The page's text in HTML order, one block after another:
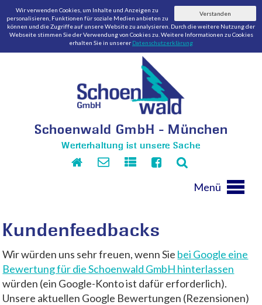
Verstanden
Wir verwenden Cookies, um Inhalte und Anzeigen zu
personalisieren, Funktionen für soziale Medien anbieten zu
können und die Zugriffe auf unsere Website zu analysieren. Durch die weitere Nutzung der
Webseite stimmen Sie der Verwendung von Cookies zu. Weitere Informationen zu Cookies
erhalten Sie in unserer Datenschutzerklärung
Schoenwald GmbH - München
Werterhaltung ist unsere Sache
Menü
Kundenfeedbacks
Wir würden uns sehr freuen, wenn Sie bei Google eine
Bewertung für die Schoenwald GmbH hinterlassen
würden (ein Google-Konto ist dafür erforderlich).
Unsere aktuellen Google Bewertungen (Rezensionen)